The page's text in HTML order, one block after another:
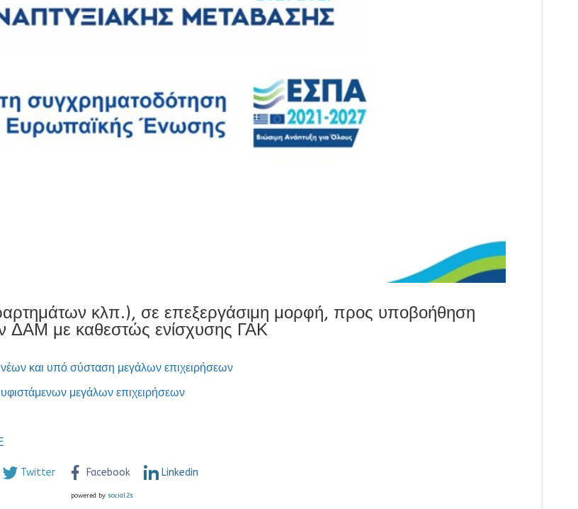
κλπ.), σε επεξεργάσιμη μορφή, προς υποβοήθηση
ΔΑΜ με καθεστώς ενίσχυσης ΓΑΚ
και υπό σύσταση μεγάλων επιχειρήσεων
μεγάλων επιχειρήσεων
Twitter Facebook Linkedin
powered by social2s